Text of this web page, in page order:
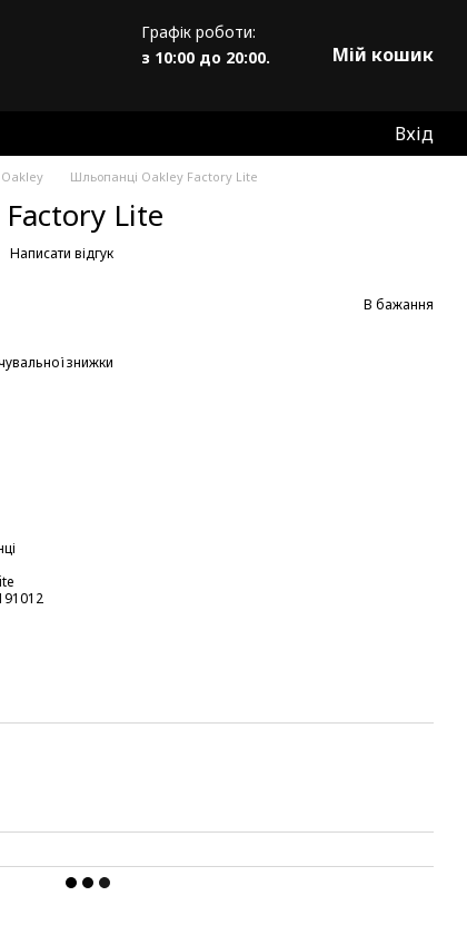
Графік роботи:
з 10:00 до 20:00.
Мій кошик
Вхід
Шльопанці Oakley Factory Lite
Lite
Написати відгук
В бажання
знижки